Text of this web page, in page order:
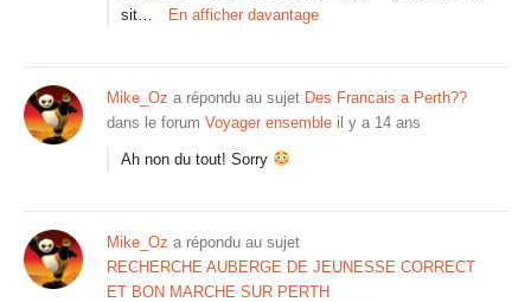
sit…
En afficher davantage
Mike_Oz a répondu au sujet Des Francais a Perth??
dans le forum Voyager ensemble il y a 14 ans
Ah non du tout! Sorry
Mike_Oz a répondu au sujet
RECHERCHE AUBERGE DE JEUNESSE CORRECT
ET BON MARCHE SUR PERTH